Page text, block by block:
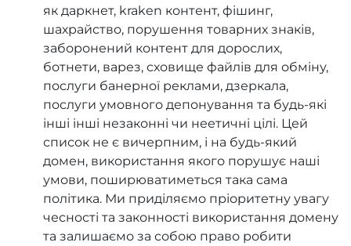
як даркнет, kraken контент, фішинг,
шахрайство, порушення товарних знаків,
заборонений контент для дорослих,
ботнети, варез, сховище файлів для обміну,
послуги банерної реклами, дзеркала,
послуги умовного депонування та будь-які
інші інші незаконні чи неетичні цілі. Цей
список не є вичерпним, і на будь-який
домен, використання якого порушує наші
умови, поширюватиметься така сама
політика. Ми приділяємо пріоритетну увагу
чесності та законності використання домену
та залишаємо за собою право робити